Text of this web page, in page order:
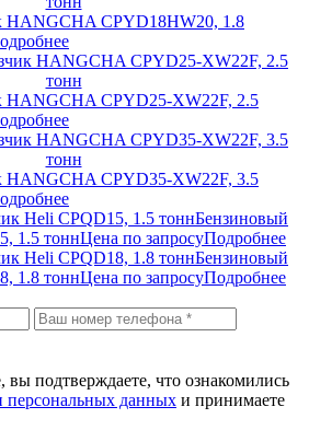
HANGCHA CPYD18HW20, 1.8
HANGCHA CPYD25-XW22F, 2.5
HANGCHA CPYD35-XW22F, 3.5
Бензиновый
1.5 тоннЦена по запросуПодробнее
Бензиновый
1.8 тоннЦена по запросуПодробнее
подтверждаете, что ознакомились
персональных данных и принимаете